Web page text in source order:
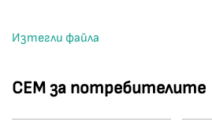
СЕМ за потребителите
Изтегли файла